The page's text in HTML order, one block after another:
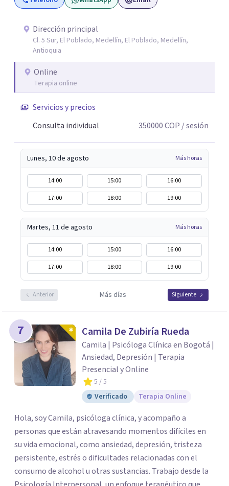
interacción 3- Soporte emocional: acompañamiento
para la gestión del duelo afectivo
Dirección principal
Cl. 5 Sur, El Poblado, Medellín, El Poblado, Medellín,
Antioquia
Online
Terapia online
Servicios y precios
Consulta individual
350000COP / sesión
Lunes, 10 de agosto Más horas
14:00 15:00
16:00
17:00
18:00 19:00
Martes, 11 de agosto Más horas
14:00 15:00
16:00
17:00
18:00 19:00
Anterior Más días Siguiente
7 Camila De Zubiría Rueda
Camila | Psicóloga Clínica en Bogotá |
Ansiedad, Depresión | Terapia
Presencial y Online
5 / 5
Verificado
Terapia Online
Hola, soy Camila, psicóloga clínica, y acompaño a
personas que están atravesando momentos difíciles en
su vida emocional, como ansiedad, depresión, tristeza
persistente, estrés o dificultades relacionadas con el
consumo de alcohol u otras sustancias. Trabajo desde la